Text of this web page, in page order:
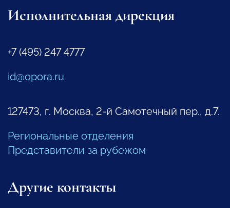
Исполнительная дирекция
+7 (495) 247 4777
id@opora.ru
127473, г. Москва, 2-й Самотечный пер., д.7.
Региональные отделения
Представители за рубежом
Другие контакты